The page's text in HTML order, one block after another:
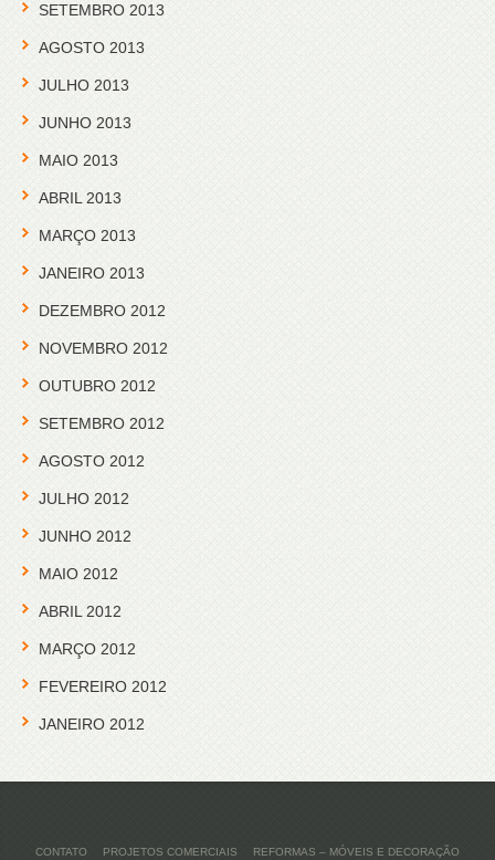
SETEMBRO 2013
AGOSTO 2013
JULHO 2013
JUNHO 2013
MAIO 2013
ABRIL 2013
MARÇO 2013
JANEIRO 2013
DEZEMBRO 2012
NOVEMBRO 2012
OUTUBRO 2012
SETEMBRO 2012
AGOSTO 2012
JULHO 2012
JUNHO 2012
MAIO 2012
ABRIL 2012
MARÇO 2012
FEVEREIRO 2012
JANEIRO 2012
CONTATO PROJETOS COMERCIAIS REFORMAS – MÓVEIS E DECORAÇÃO